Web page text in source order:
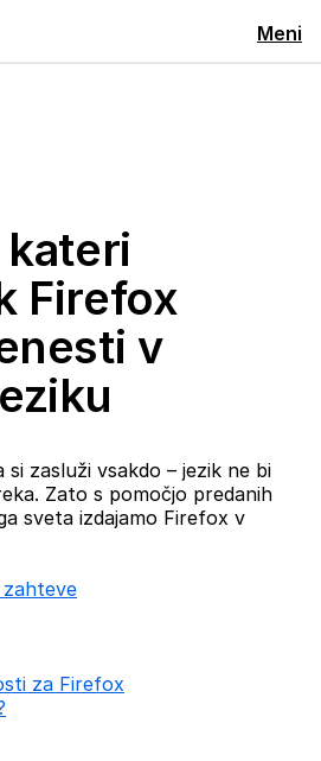
Meni
Firefox
v
zasluži vsakdo – jezik ne bi
Zato s pomočjo predanih
sveta izdajamo Firefox v
za Firefox